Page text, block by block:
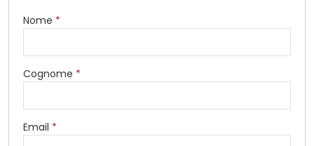
Nome *
Cognome *
Email *